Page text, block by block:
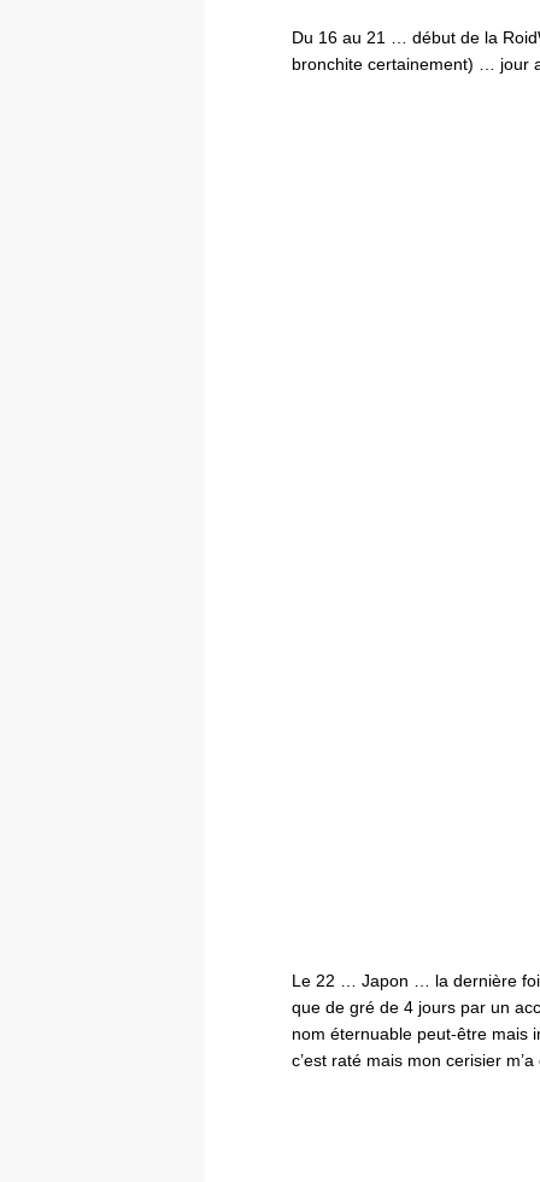
Du 16 au 21 … début de la
bronchite certainement) … jour
Le 22 … Japon … la dernière
que de gré de 4 jours par un
nom éternuable peut-être mais
c’est raté mais mon cerisier